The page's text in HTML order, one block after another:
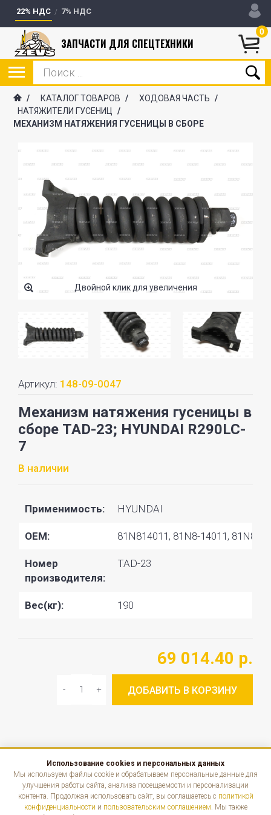
22% НДС 7% НДС
0
ЗАПЧАСТИ ДЛЯ СПЕЦТЕХНИКИ
/ КАТАЛОГ ТОВАРОВ / ХОДОВАЯ ЧАСТЬ /
НАТЯЖИТЕЛИ ГУСЕНИЦ /
МЕХАНИЗМ НАТЯЖЕНИЯ ГУСЕНИЦЫ В СБОРЕ
Двойной клик для увеличения
Артикул: 148-09-0047
Механизм натяжения гусеницы в
сборе TAD-23; HYUNDAI R290LC-
7
В наличии
Применимость: HYUNDAI
OEM: 81N814011, 81N8-14011,
Номер
производителя:
TAD-23
Вес(кг): 190
69 014.40 р.
ДОБАВИТЬ В КОРЗИНУ
КАТАЛОГ
ИНФОРМАЦИЯ
Использование cookies и персональных данных
Мы используем файлы cookie и обрабатываем персональные данные для
улучшения работы сайта, анализа посещаемости и персонализации
контента. Продолжая использовать сайт, вы соглашаетесь с политикой
конфиденциальности и пользовательским соглашением. Мы также